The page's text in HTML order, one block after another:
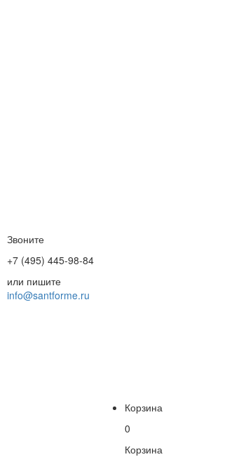
Звоните
+7 (495) 445-98-84
или пишите
info@santforme.ru
Корзина
0
Корзина